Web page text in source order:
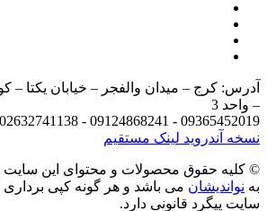
3
09365452019 - 09124868241 -
آندرویدلینک مستقیم
حقوق محصولات و محتوای اين سایت
می باشد و هر گونه کپی برداری از
پیگرد قانونی دارد.